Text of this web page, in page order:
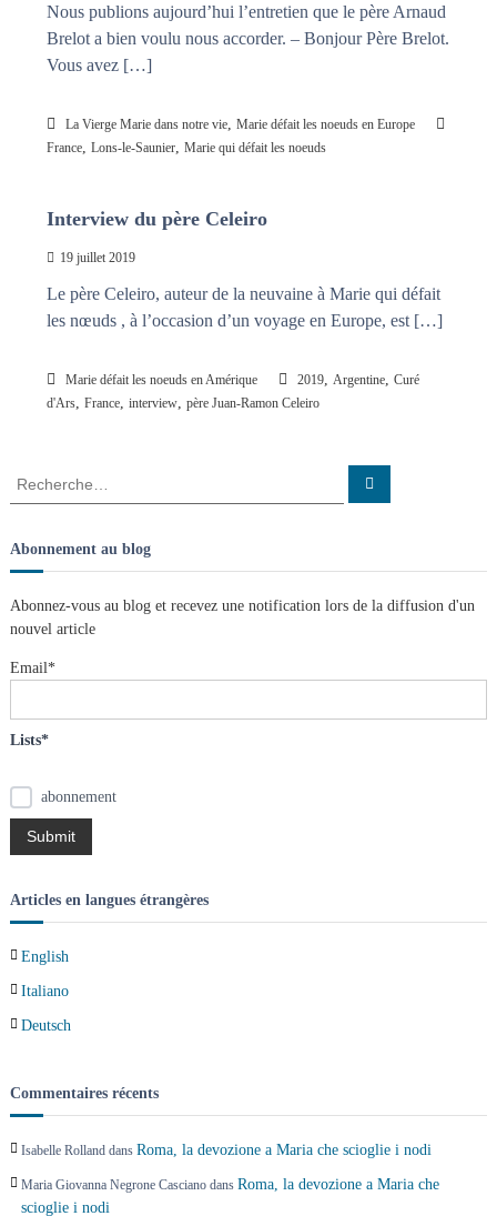
Nous publions aujourd’hui l’entretien que le père Arnaud
Brelot a bien voulu nous accorder. – Bonjour Père Brelot.
Vous avez […]
La Vierge Marie dans notre vie, Marie défait les noeuds en Europe
France, Lons-le-Saunier, Marie qui défait les noeuds
Interview du père Celeiro
19 juillet 2019
Le père Celeiro, auteur de la neuvaine à Marie qui défait
les nœuds , à l’occasion d’un voyage en Europe, est […]
Marie défait les noeuds en Amérique 2019, Argentine, Curé
d'Ars, France, interview, père Juan-Ramon Celeiro
R
h
e
c
h
e
r
R
c
e
r
Abonnement au blog
Abonnez-vous au blog et recevez une notification lors de la diffusion d'un
nouvel article
Email*
Lists*
abonnement
Articles en langues étrangères
English
Italiano
Deutsch
Commentaires récents
Isabelle Rollanddans Roma, la devozione a Maria che scioglie i nodi
Maria Giovanna Negrone Cascianodans Roma, la devozione a Maria che
scioglie i nodi